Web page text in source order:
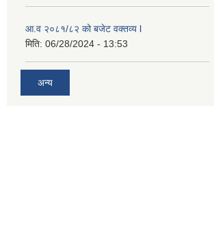
आ.व २०८१/८२ को बजेट वक्तव्य l
मिति: 06/28/2024 - 13:53
अन्य